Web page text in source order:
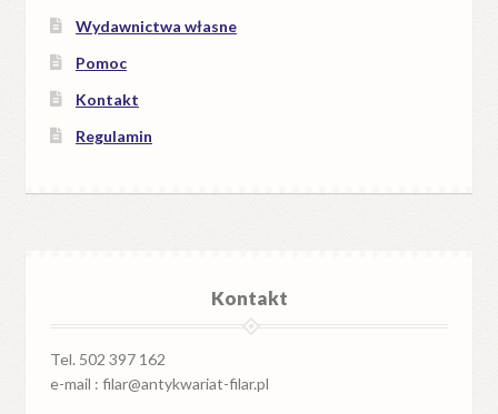
Wydawnictwa własne
Pomoc
Kontakt
Regulamin
Kontakt
Tel. 502 397 162
e-mail : filar@antykwariat-filar.pl